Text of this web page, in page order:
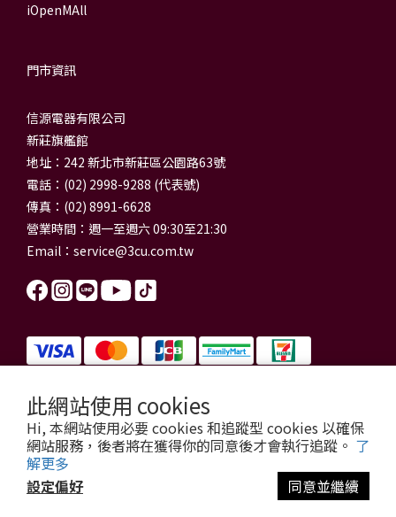
此網站使用 cookies
Hi, 本網站使用必要 cookies 和追蹤型 cookies 以確保
網站服務，後者將在獲得你的同意後才會執行追蹤。 了
解更多
設定偏好
同意並繼續
iOpenMAll
門市資訊
信源電器有限公司
新莊旗艦館
地址：242 新北市新莊區公園路63號
電話：(02) 2998-9288 (代表號)
傳真：(02) 8991-6628
營業時間：週一至週六 09:30至21:30
Email： service@3cu.com.tw
信源電器有限公司 統一編號：84179325
門市地址：新北市新莊區公園路63號
信源電器 版權所有
copyright © 2026 3cu.com.tw All Rights Reserved.